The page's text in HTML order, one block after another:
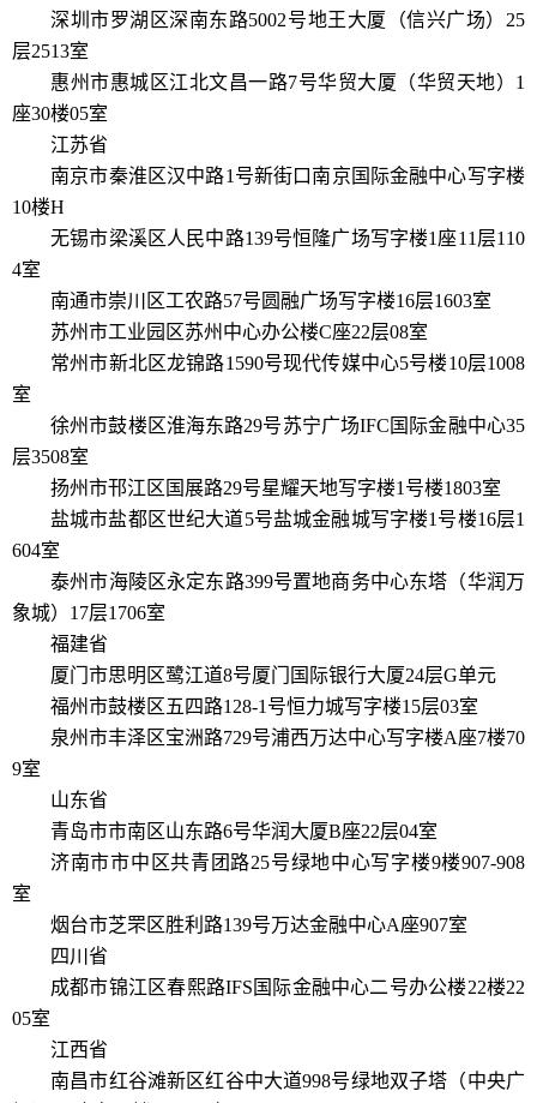
深圳市罗湖区深南东路5002号地王大厦（信兴广场）25
层2513室
惠州市惠城区江北文昌一路7号华贸大厦（华贸天地）1
座30楼05室
江苏省
南京市秦淮区汉中路1号新街口南京国际金融中心写字楼
10楼H
无锡市梁溪区人民中路139号恒隆广场写字楼1座11层110
4室
南通市崇川区工农路57号圆融广场写字楼16层1603室
苏州市工业园区苏州中心办公楼C座22层08室
常州市新北区龙锦路1590号现代传媒中心5号楼10层1008
室
徐州市鼓楼区淮海东路29号苏宁广场IFC国际金融中心35
层3508室
扬州市邗江区国展路29号星耀天地写字楼1号楼1803室
盐城市盐都区世纪大道5号盐城金融城写字楼1号楼16层1
604室
泰州市海陵区永定东路399号置地商务中心东塔（华润万
象城）17层1706室
福建省
厦门市思明区鹭江道8号厦门国际银行大厦24层G单元
福州市鼓楼区五四路128-1号恒力城写字楼15层03室
泉州市丰泽区宝洲路729号浦西万达中心写字楼A座7楼70
9室
山东省
青岛市市南区山东路6号华润大厦B座22层04室
济南市市中区共青团路25号绿地中心写字楼9楼907-908
室
烟台市芝罘区胜利路139号万达金融中心A座907室
四川省
成都市锦江区春熙路IFS国际金融中心二号办公楼22楼22
05室
江西省
南昌市红谷滩新区红谷中大道998号绿地双子塔（中央广